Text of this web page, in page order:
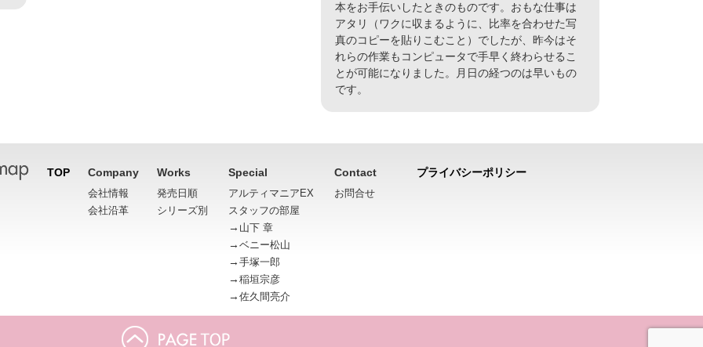
本をお手伝いしたときのものです。おもな仕事は
アタリ（ワクに収まるように、比率を合わせた写
真のコピーを貼りこむこと）でしたが、昨今はそ
れらの作業もコンピュータで手早く終わらせるこ
とが可能になりました。月日の経つのは早いもの
です。
TOP Company
会社情報
会社沿革
Works
発売日順
シリーズ別
Special
アルティマニアEX
スタッフの部屋
→ 山下 章
→ ベニー松山
→ 手塚一郎
→ 稲垣宗彦
→ 佐久間亮介
Contact
お問合せ
プライバシーポリシー